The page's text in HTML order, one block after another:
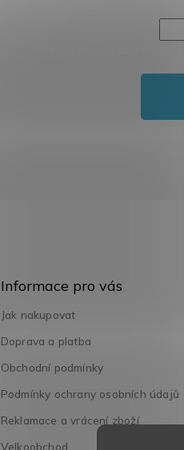
Informace pro vás
Jak nakupovat
Doprava a platba
Obchodní podmínky
Podmínky ochrany osobních údajů
Reklamace a vrácení zboží
Velkoobchod